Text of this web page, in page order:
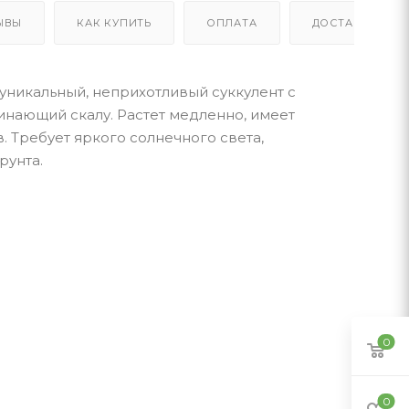
КАК КУПИТЬ ОПЛАТА ДОСТАВКА
неприхотливый суккулент с
скалу. Растет медленно, имеет
Требует яркого солнечного света,
0
0